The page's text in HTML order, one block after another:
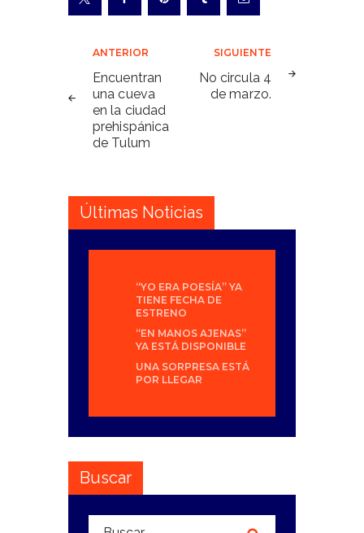
Navegación
de
entradas
ANTERIOR
Encuentran
una cueva
en la ciudad
prehispánica
de Tulum
SIGUIENTE
No circula 4
de marzo.
Últimas Noticias
“YO ERA POESÍA” YA
TIENE FECHA DE
ESTRENO
“EN MANOS AJENAS”
YA ESTÁ DISPONIBLE
UNA SORPRESA ESTÁ
POR LLEGAR
Buscar
Buscar: